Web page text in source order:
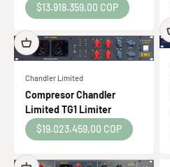
Precio de oferta
$13.918.359,00 COP
Chandler Limited
Compresor Chandler
Limited TG1 Limiter
Precio de oferta
$19.023.459,00 COP